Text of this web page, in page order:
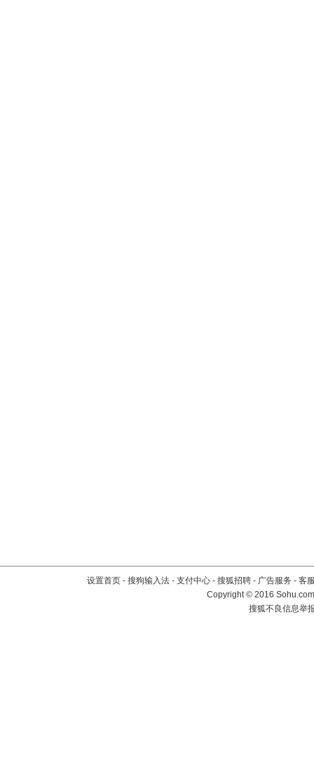
设置首页 - 搜狗输入法 - 支付中心 - 搜狐招聘 - 广告服务 - 客
Copyright©2016
搜狐不良信息举